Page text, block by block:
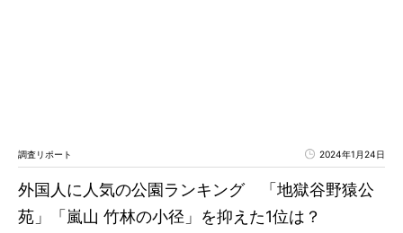
調査リポート 2024年1月24日
外国人に人気の公園ランキング 「地獄谷野猿公
苑」「嵐山 竹林の小径」を抑えた1位は？